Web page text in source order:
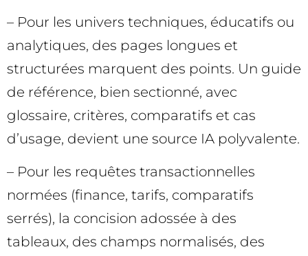
– Pour les univers techniques, éducatifs ou
analytiques, des pages longues et
structurées marquent des points. Un guide
de référence, bien sectionné, avec
glossaire, critères, comparatifs et cas
d’usage, devient une source IA polyvalente.
– Pour les requêtes transactionnelles
normées (finance, tarifs, comparatifs
serrés), la concision adossée à des
tableaux, des champs normalisés, des